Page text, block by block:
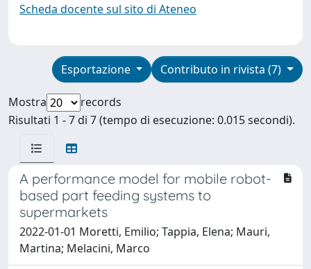
Scheda docente sul sito di Ateneo
Contributo in rivista (7)
Esportazione
Mostra
records
Risultati 1 - 7 di 7 (tempo di esecuzione: 0.015 secondi).
A performance model for mobile robot-
based part feeding systems to
supermarkets
2022-01-01 Moretti, Emilio; Tappia, Elena; Mauri,
Martina; Melacini, Marco